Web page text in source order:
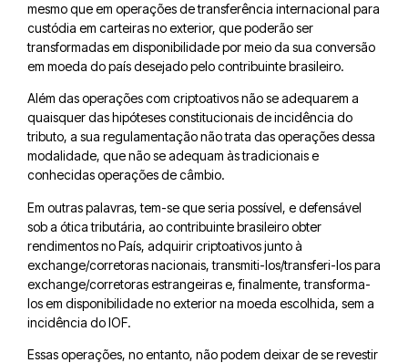
mesmo que em operações de transferência internacional para
custódia em carteiras no exterior, que poderão ser
transformadas em disponibilidade por meio da sua conversão
em moeda do país desejado pelo contribuinte brasileiro.
Além das operações com criptoativos não se adequarem a
quaisquer das hipóteses constitucionais de incidência do
tributo, a sua regulamentação não trata das operações dessa
modalidade, que não se adequam às tradicionais e
conhecidas operações de câmbio.
Em outras palavras, tem-se que seria possível, e defensável
sob a ótica tributária, ao contribuinte brasileiro obter
rendimentos no País, adquirir criptoativos junto à
exchange/corretoras nacionais, transmiti-los/transferi-los para
exchange/corretoras estrangeiras e, finalmente, transforma-
los em disponibilidade no exterior na moeda escolhida, sem a
incidência do IOF.
Essas operações, no entanto, não podem deixar de se revestir